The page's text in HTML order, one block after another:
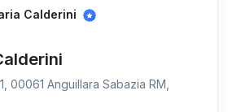
Calderini
00061 Anguillara Sabazia RM,